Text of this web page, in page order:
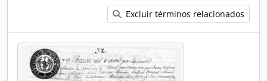
Excluir términos relacionados